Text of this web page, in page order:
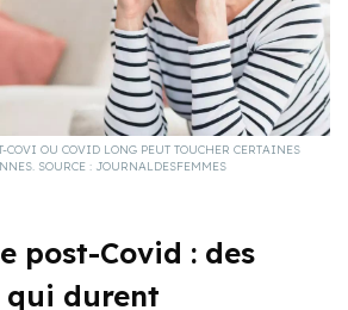
COVI OU COVID LONG PEUT TOUCHER CERTAINES
SOURCE : JOURNALDESFEMMES
post-Covid : des
qui durent